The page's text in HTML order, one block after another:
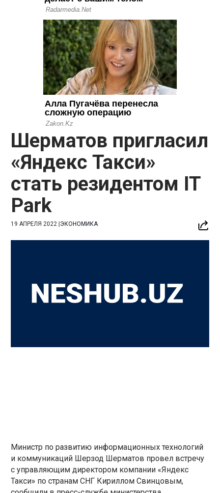
Шерматов пригласил
«Яндекс Такси»
стать резидентом IT
Park
19 АПРЕЛЯ 2022 |ЭКОНОМИКА
Министр по развитию информационных технологий
и коммуникаций Шерзод Шерматов провел встречу
с управляющим директором компании «Яндекс
Такси» по странам СНГ Кириллом Свинцовым,